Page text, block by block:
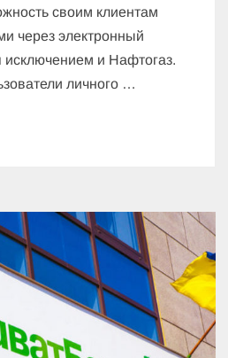
своим клиентам
через электронный
исключением и Нафтогаз.
личного …